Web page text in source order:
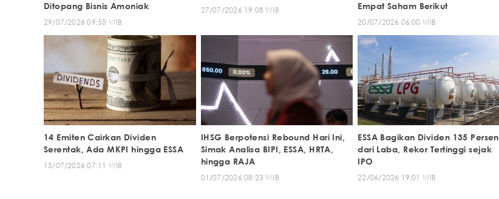
Ditopang Bisnis Amoniak
29/07/2026 09:55 WIB
27/07/2026 19:08 WIB
Empat Saham Berikut
20/07/2026 06:00 WIB
14 Emiten Cairkan Dividen
Serentak, Ada MKPI hingga ESSA
15/07/2026 07:11 WIB
IHSG Berpotensi Rebound Hari Ini,
Simak Analisa BIPI, ESSA, HRTA,
hingga RAJA
01/07/2026 08:23 WIB
ESSA Bagikan Dividen 135 Persen
dari Laba, Rekor Tertinggi sejak
IPO
22/06/2026 19:01 WIB